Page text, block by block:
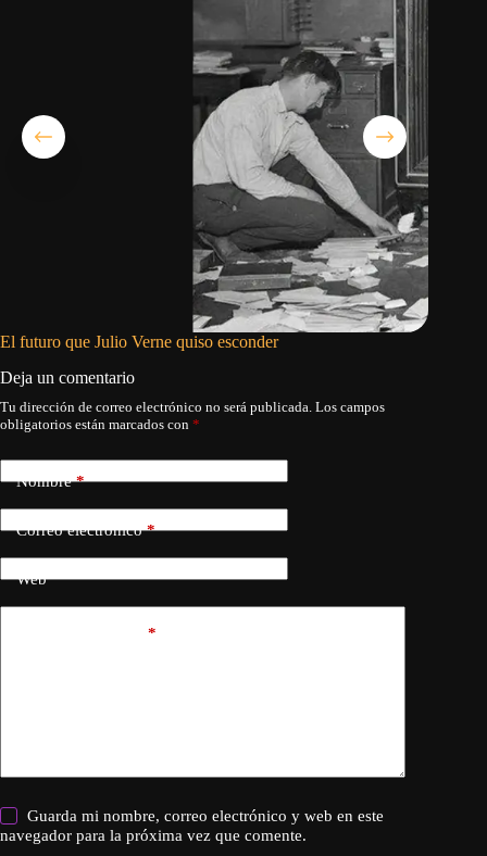
El futuro que Julio Verne quiso esconder
Deja un comentario
Tu dirección de correo electrónico no será publicada. Los campos
obligatorios están marcados con *
Nombre*
Correo electrónico*
Web
*
Guarda mi nombre, correo electrónico y web en este
navegador para la próxima vez que comente.